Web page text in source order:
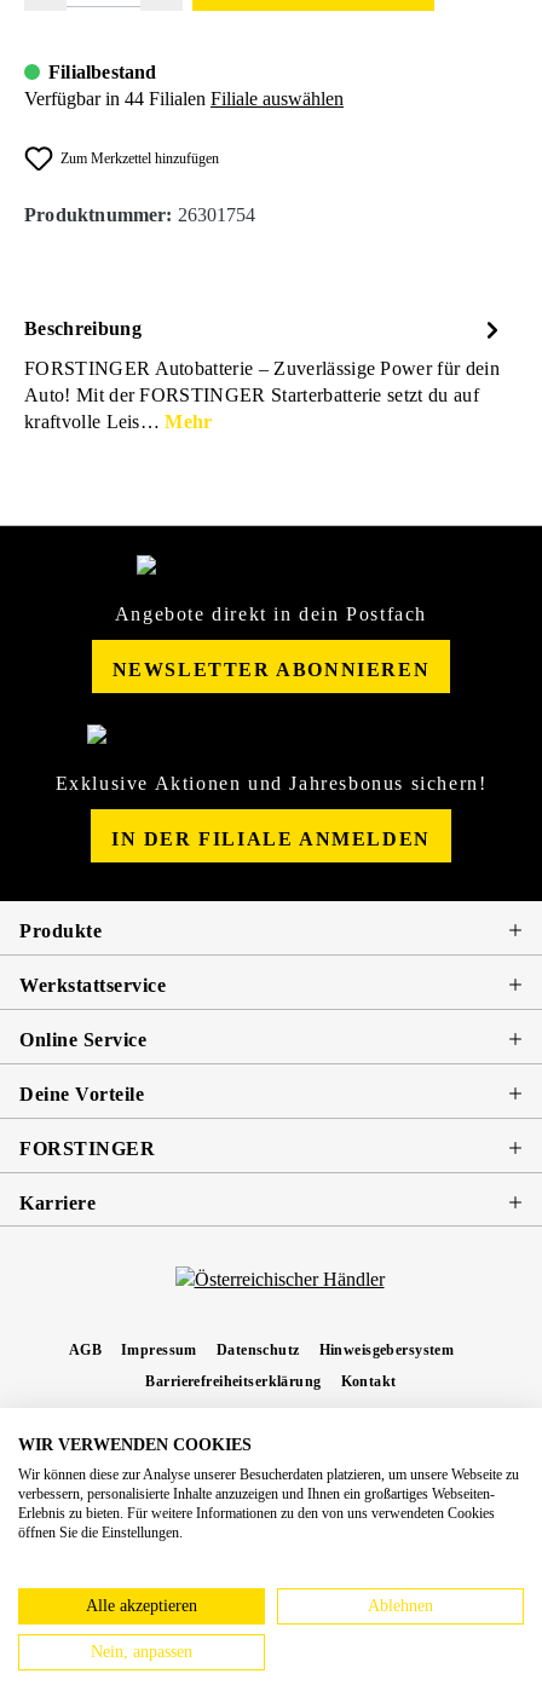
Filialbestand
Verfügbar in 44 Filialen Filiale auswählen
Zum Merkzettel hinzufügen
Produktnummer: 26301754
Beschreibung
FORSTINGER Autobatterie – Zuverlässige Power für dein
Auto! Mit der FORSTINGER Starterbatterie setzt du auf
kraftvolle Leis…Mehr
Angebote direkt in dein Postfach
NEWSLETTER ABONNIEREN
Exklusive Aktionen und Jahresbonus sichern!
IN DER FILIALE ANMELDEN
Produkte
Werkstattservice
Online Service
Deine Vorteile
FORSTINGER
Karriere
AGB Impressum Datenschutz
Hinweisgebersystem
Barrierefreiheitserklärung
Kontakt
Nachnahmegebühren, wenn nicht anders angegeben.
Copyright 2026 Forstinger Österreich GmbH
Königstetter Straße 128 - 134/OG3, 3430 Tulln
europäschen Online-Streitbeilegungs-Plattform hinzuweisen:
webgate.ec.europa.eu/odr
WIR VERWENDEN COOKIES
Wir können diese zur Analyse unserer Besucherdaten platzieren, um unsere Webseite zu
verbessern, personalisierte Inhalte anzuzeigen und Ihnen ein großartiges Webseiten-
Erlebnis zu bieten. Für weitere Informationen zu den von uns verwendeten Cookies
öffnen Sie die Einstellungen.
Alle akzeptieren Ablehnen
Nein, anpassen